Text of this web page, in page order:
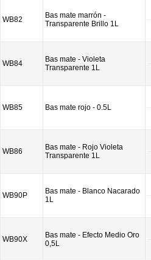
WB82
Bas mate marrón -
Transparente Brillo 1L
WB84
Bas mate - Violeta
Transparente 1L
WB85 Bas mate rojo - 0.5L
WB86
Bas mate - Rojo Violeta
Transparente 1L
WB90P
Bas mate - Blanco Nacarado
1L
WB90X
Bas mate - Efecto Medio Oro
0,5L